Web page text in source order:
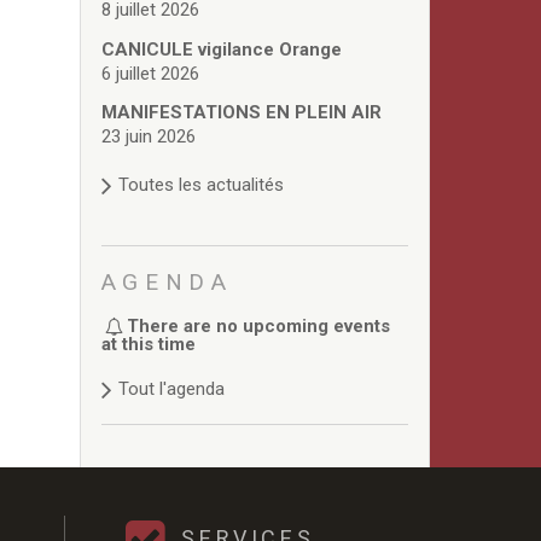
8 juillet 2026
CANICULE vigilance Orange
6 juillet 2026
MANIFESTATIONS EN PLEIN AIR
23 juin 2026
Toutes les actualités
AGENDA
There are no upcoming events
at this time
Tout l'agenda